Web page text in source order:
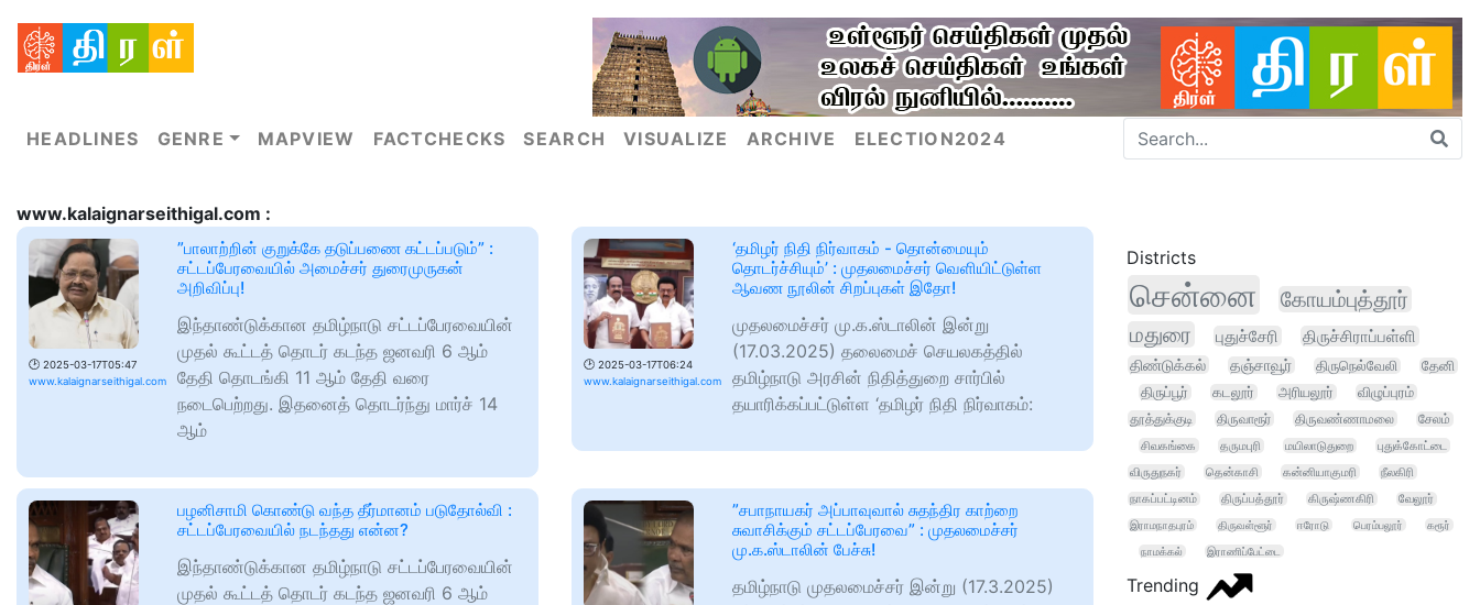
HEADLINES GENRE MAPVIEW FACTCHECKS SEARCH VISUALIZE ARCHIVE ELECTION2024
www.kalaignarseithigal.com :
🕑 2025-03-17T05:47
www.kalaignarseithigal.com
”பாலாற்றின் குறுக்கே தடுப்பணை கட்டப்படும்” :
சட்டப்பேரவையில் அமைச்சர் துரைமுருகன்
அறிவிப்பு!
இந்தாண்டுக்கான தமிழ்நாடு சட்டப்பேரவையின்
முதல் கூட்டத் தொடர் கடந்த ஜனவரி 6 ஆம்
தேதி தொடங்கி 11 ஆம் தேதி வரை
நடைபெற்றது. இதனைத் தொடர்ந்து மார்ச் 14
ஆம்
🕑 2025-03-17T06:24
www.kalaignarseithigal.com
‘தமிழர் நிதி நிர்வாகம் - தொன்மையும்
தொடர்ச்சியும்’ : முதலமைச்சர் வெளியிட்டுள்ள
ஆவண நூலின் சிறப்புகள் இதோ!
முதலமைச்சர் மு.க.ஸ்டாலின் இன்று
(17.03.2025) தலைமைச் செயலகத்தில்
தமிழ்நாடு அரசின் நிதித்துறை சார்பில்
தயாரிக்கப்பட்டுள்ள ‘தமிழர் நிதி நிர்வாகம்:
பழனிசாமி கொண்டு வந்த தீர்மானம் படுதோல்வி :
சட்டப்பேரவையில் நடந்தது என்ன?
இந்தாண்டுக்கான தமிழ்நாடு சட்டப்பேரவையின்
முதல் கூட்டத் தொடர் கடந்த ஜனவரி 6 ஆம்
”சபாநாயகர் அப்பாவுவால் சுதந்திர காற்றை
சுவாசிக்கும் சட்டப்பேரவை” : முதலமைச்சர்
மு.க.ஸ்டாலின் பேச்சு!
தமிழ்நாடு முதலமைச்சர் இன்று (17.3.2025)
Districts
சென்னை
கோயம்புத்தூர்
மதுரை
புதுச்சேரி திருச்சிராப்பள்ளி
திண்டுக்கல் தஞ்சாவூர் திருநெல்வேலி
தேனி
திருப்பூர்
கடலூர் அரியலூர்
விழுப்புரம்
தூத்துக்குடி
திருவாரூர் திருவண்ணாமலை
சேலம்
சிவகங்கை
தருமபுரி மயிலாடுதுறை
புதுக்கோட்டை
விருதுநகர்
தென்காசி கன்னியாகுமரி நீலகிரி
நாகப்பட்டினம் திருப்பத்தூர் கிருஷ்ணகிரி வேலூர்
இராமநாதபுரம் திருவள்ளூர் ஈரோடு பெரம்பலூர்
கரூர்
நாமக்கல்
இராணிப்பேட்டை
Trending